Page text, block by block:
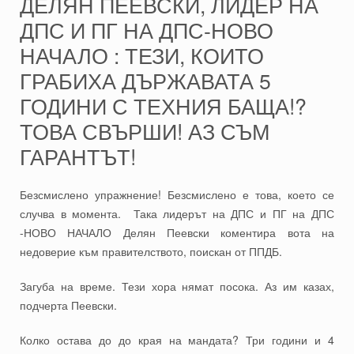
ДПС И ПГ НА ДПС-НОВО
НАЧАЛО : ТЕЗИ, КОИТО
ГРАБИХА ДЪРЖАВАТА 5
ГОДИНИ С ТЕХНИЯ БАЩА!?
ТОВА СВЪРШИ! АЗ СЪМ
ГАРАНТЪТ!
Безсмислено упражнение! Безсмислено е това, което се
случва в момента. Така лидерът на ДПС и ПГ на ДПС
-НОВО НАЧАЛО Делян Пеевски коментира вота на
недоверие към правителството, поискан от ППДБ.
Загуба на време. Тези хора нямат посока. Аз им казах,
подчерта Пеевски.
Колко остава до до края на мандата? Три години и 4